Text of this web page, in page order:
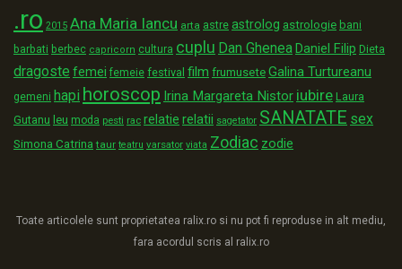
.ro 2015 Ana Maria Iancu arta astre astrolog astrologie bani
barbati berbec capricorn cultura cuplu Dan GheneaDaniel Filip Dieta
dragoste femei femeie festival film frumusete Galina Turtureanu
gemeni hapi horoscop Irina Margareta Nistor iubire Laura
Gutanu leu moda pesti rac relatie relatii sagetator SANATATE sex
Simona Catrina taur teatru varsator viata Zodiac zodie
Toate articolele sunt proprietatea ralix.ro si nu pot fi reproduse in alt mediu,
fara acordul scris al ralix.ro